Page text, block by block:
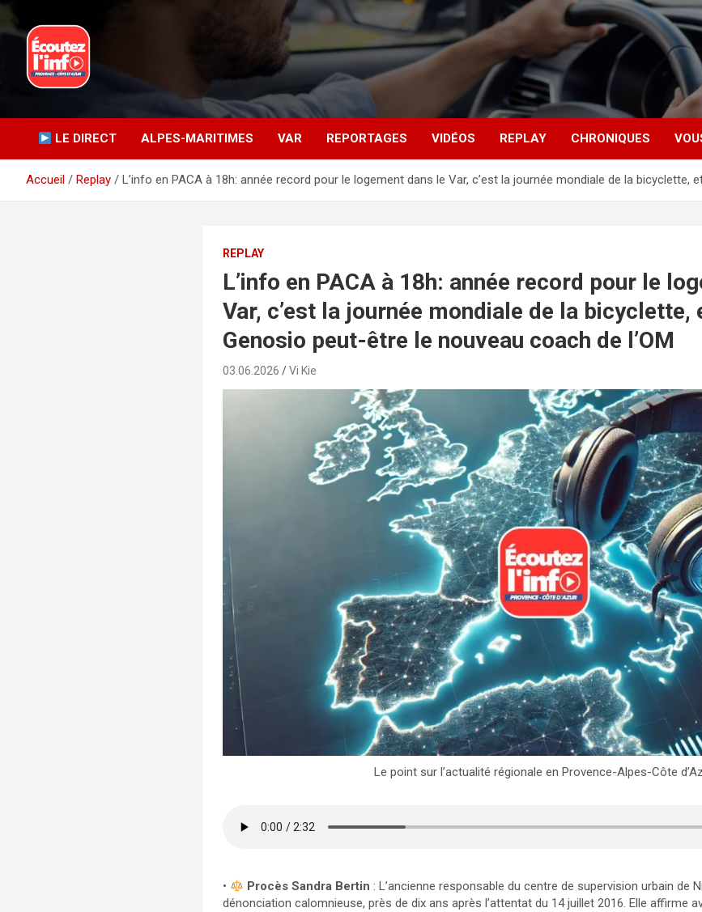
Aller
au
contenu
Ecoutez l’info
LE DIRECT ALPES-MARITIMES VAR REPORTAGES VIDÉOS REPLAY CHRONIQUES
Accueil Replay L’info en PACA à 18h: année record pour le logement dans le Var, c’est la journée mondiale de la bicyclette,
REPLAY
L’info en PACA à 18h: année record pour le
Var, c’est la journée mondiale de la bicyclette,
Genosio peut-être le nouveau coach de l’OM
03.06.2026 Vi Kie
Le point sur l’actualité régionale en Provence-Alpes-Côte
• Procès Sandra Bertin : L’ancienne responsable du centre de supervision urbain de
dénonciation calomnieuse, près de dix ans après l’attentat du 14 juillet 2016. Elle affirme